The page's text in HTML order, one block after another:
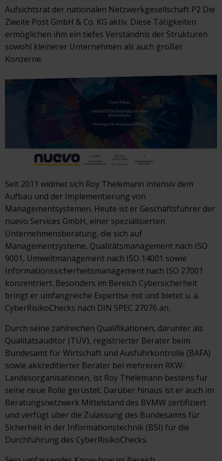
Aufsichtsrat der nationalen Netzwerkgesellschaft P2 Die
Zweite Post GmbH & Co. KG aktiv. Diese Tätigkeiten
ermöglichen ihm ein tiefes Verständnis der Strukturen
sowohl kleinerer Unternehmen als auch großer
Konzerne.
Seit 2011 widmet sich Roy Thelemann intensiv dem
Aufbau und der Implementierung von
Managementsystemen. Heute ist er Geschäftsführer der
nuevo Services GmbH, einer spezialisierten
Unternehmensberatung, die sich auf
Managementsysteme, Qualitätsmanagement nach ISO
9001, Umweltmanagement nach ISO 14001 sowie
Informationssicherheitsmanagement nach ISO 27001
konzentriert. Besonders im Bereich Cybersicherheit
bringt er umfangreiche Expertise mit und bietet u. a.
CyberRisikoChecks nach DIN SPEC 27076 an.
Durch seine zahlreichen Qualifikationen, darunter als
Qualitätsauditor (TÜV), registrierter Berater beim
Bundesamt für Wirtschaft und Ausfuhrkontrolle (BAFA)
sowie akkreditierter Berater bei mehreren RKW-
Landesorganisationen, ist Roy Thelemann bestens für
seine neue Rolle gerüstet. Darüber hinaus ist er auch im
Beratungsnetzwerk Mittelstand des BVMW zertifiziert
und verfügt über die Zulassung des Bundesamts für
Sicherheit in der Informationstechnik (BSI) für die
Durchführung des CyberRisikoChecks.